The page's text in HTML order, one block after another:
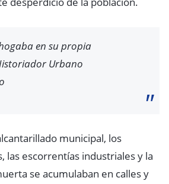
en su propia
Urbano
municipal, los
las escorrentías industriales y la
se acumulaban en calles y